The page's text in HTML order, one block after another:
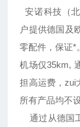
安诺科技（
户提供德国及
零配件，保证*
机场仅35km,
担高运费，zui
所有产品均不
通过从德国